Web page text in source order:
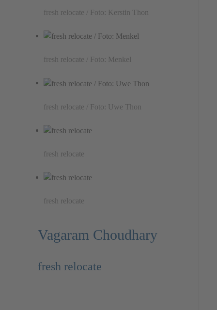
fresh relocate / Foto: Kerstin Thon
fresh relocate / Foto: Menkel
fresh relocate / Foto: Uwe Thon
fresh relocate
fresh relocate
Vagaram Choudhary
fresh relocate